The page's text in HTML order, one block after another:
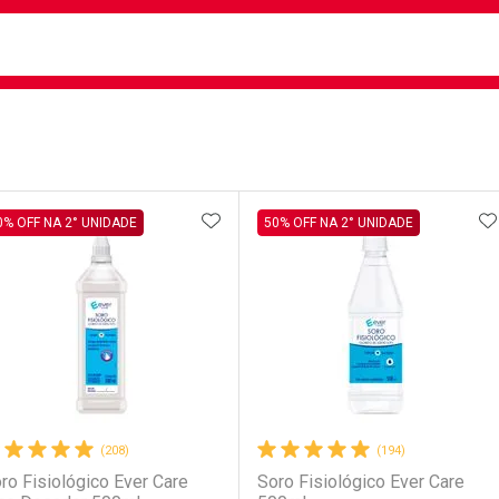
(208)
Fisiológico Ever Care
OFF NA 2° UNIDADE ADICIONAR AOS FAVORITOS
(194)
Soro Fisiológico Ever Care
50% OFF NA 2° UNIDADE